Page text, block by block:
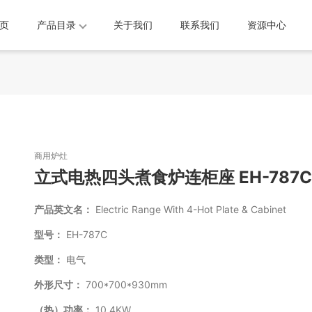
产品目录 关于我们 联系我们 资源中心
商用炉灶
立式电热四头煮食炉连柜座 EH-787C
产品英文名： Electric Range With 4-Hot Plate & Cabinet
型号： EH-787C
类型： 电气
外形尺寸： 700*700*930mm
（热）功率： 10.4KW